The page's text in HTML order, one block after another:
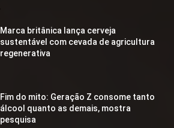
Marca britânica lança cerveja
sustentável com cevada de agricultura
regenerativa
Fim do mito: Geração Z consome tanto
álcool quanto as demais, mostra
pesquisa